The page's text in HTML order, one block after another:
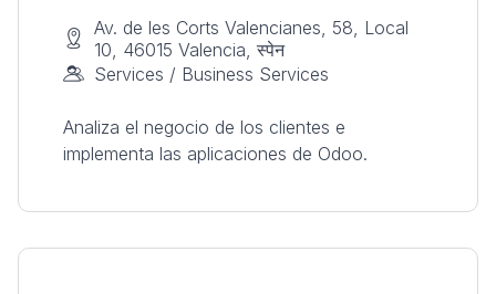
Av. de les Corts Valencianes, 58, Local
10, 46015 Valencia, स्पेन
Services / Business Services
Analiza el negocio de los clientes e
implementa las aplicaciones de Odoo.